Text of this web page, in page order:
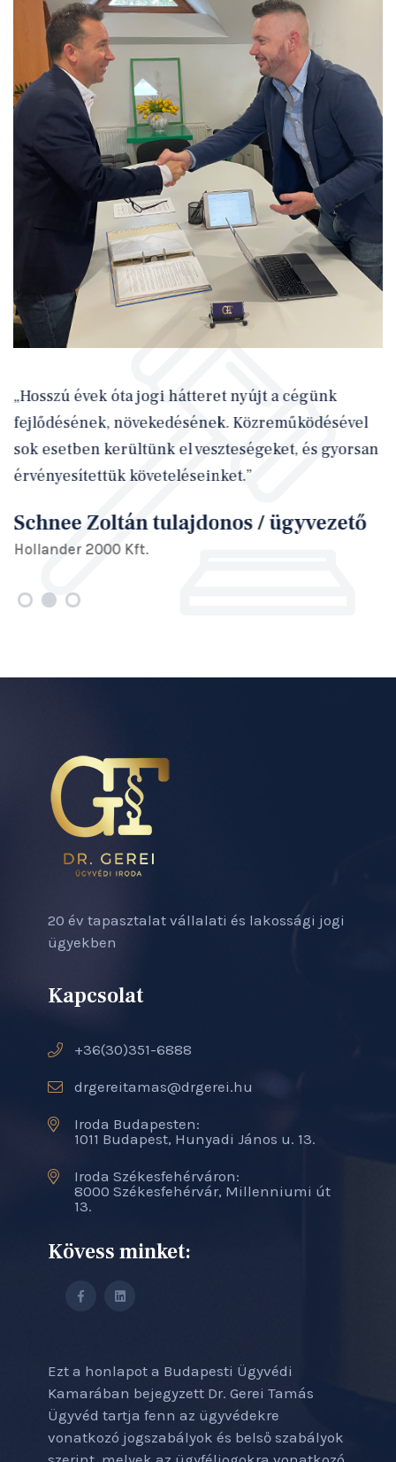
„Hosszú évek óta jogi hátteret nyújt a cégünk
fejlődésének, növekedésének. Közreműködésével
sok esetben kerültünk el veszteségeket, és gyorsan
érvényesítettük követeléseinket.”
Schnee Zoltán tulajdonos / ügyvezető
Hollander 2000 Kft.
20 év tapasztalat vállalati és lakossági jogi
ügyekben
Kapcsolat
+36(30)351-6888
drgereitamas@drgerei.hu
Iroda Budapesten:
1011 Budapest, Hunyadi János u. 13.
Iroda Székesfehérváron:
8000 Székesfehérvár, Millenniumi út
13.
Kövess minket:
Ezt a honlapot a Budapesti Ügyvédi
Kamarában bejegyzett Dr. Gerei Tamás
Ügyvéd tartja fenn az ügyvédekre
vonatkozó jogszabályok és belső szabályok